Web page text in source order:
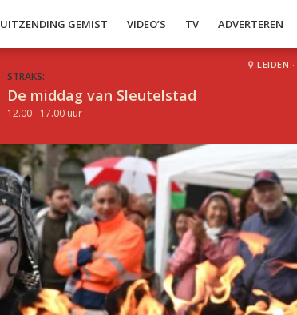
UITZENDING GEMIST VIDEO’S TV ADVERTEREN
STRAKS:
De middag van Sleutelstad
12.00 - 17.00 uur
LEIDEN ·